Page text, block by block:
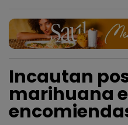
Incautan
marihuana